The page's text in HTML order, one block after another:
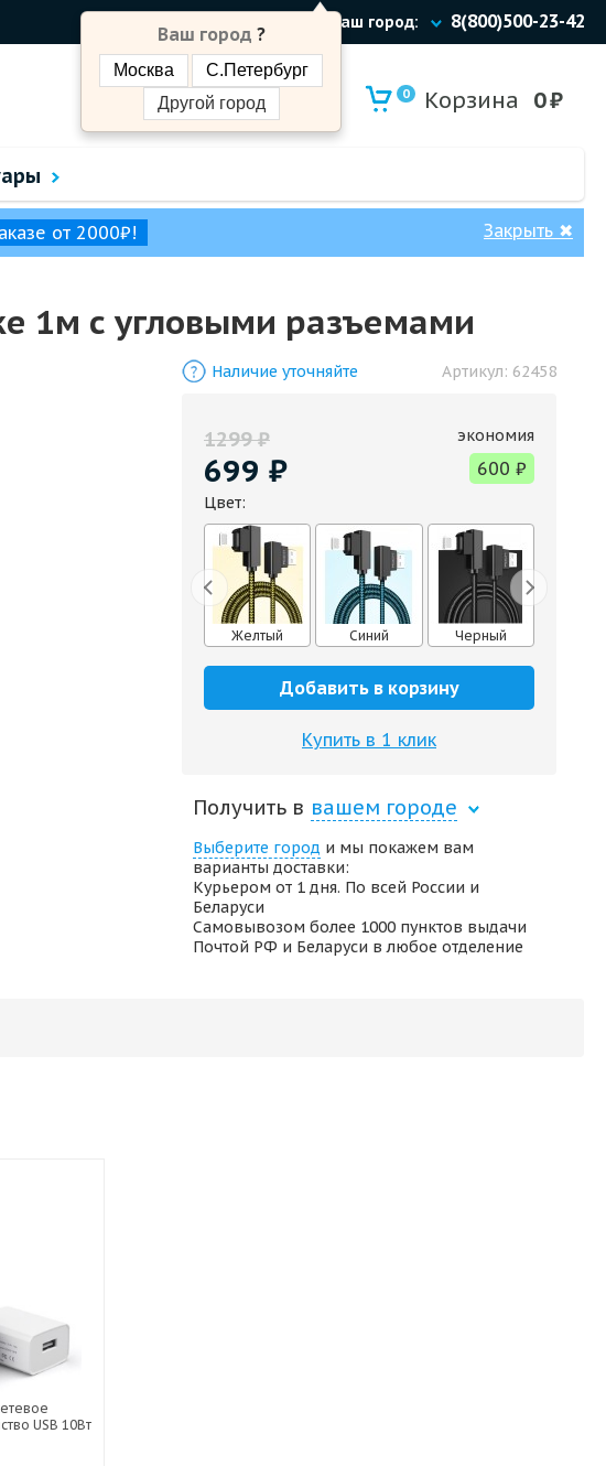
Ваш город:
Ваш город ?
Москва
С.Петербург
Другой город
8(800)500-23-42
0 Корзина 0₽
от 2000₽! Закрыть ✖
1м с угловыми разъемами
Наличие уточняйте Артикул: 62458
1299₽
699 ₽
экономия
600 ₽
Цвет:
Желтый Синий Черный
Добавить в корзину
Купить в 1 клик
Получить в вашем городе
Выберите город и мы покажем вам
варианты доставки:
Курьером от 1 дня. По всей России и
Беларуси
Самовывозом более 1000 пунктов выдачи
Почтой РФ и Беларуси в любое отделение
USB 10Вт